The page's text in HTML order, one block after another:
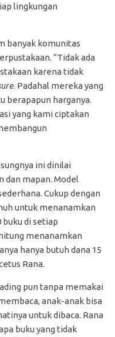
lingkungan
banyak komunitas
“Tidak ada
karena tidak
. Padahal mereka yang
berapapun harganya.
yang kami ciptakan
ini dinilai
dan mapan. Model
Cukup dengan
untuk menanamkan
buku di setiap
menanamkan
hanya butuh dana 15
Rana.
pun tanpa memakai
anak-anak bisa
untuk dibaca. Rana
buku yang tidak